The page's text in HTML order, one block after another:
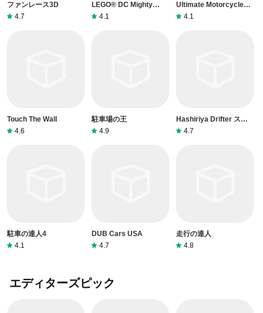
ファンレース3D
4.7
LEGO® DC Mighty
Micros
4.1
Ultimate Motorcycle
Simulator
4.1
Touch The Wall
4.6
駐車場の王
4.9
Hashiriya Drifter スト
リートドリフター
4.7
駐車の達人4
4.1
DUB Cars USA
4.7
走行の達人
4.8
エディターズピック